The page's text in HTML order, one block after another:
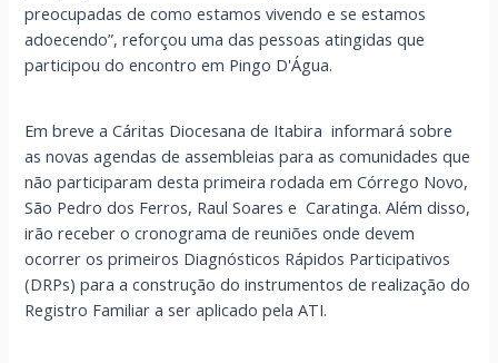
preocupadas de como estamos vivendo e se estamos
adoecendo”, reforçou uma das pessoas atingidas que
participou do encontro em Pingo D'Água.
Em breve a Cáritas Diocesana de Itabira informará sobre
as novas agendas de assembleias para as comunidades que
não participaram desta primeira rodada em Córrego Novo,
São Pedro dos Ferros, Raul Soares e Caratinga. Além disso,
irão receber o cronograma de reuniões onde devem
ocorrer os primeiros Diagnósticos Rápidos Participativos
(DRPs) para a construção do instrumentos de realização do
Registro Familiar a ser aplicado pela ATI.